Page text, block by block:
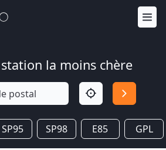
la moins chère
SP95 SP98 E85 GPL